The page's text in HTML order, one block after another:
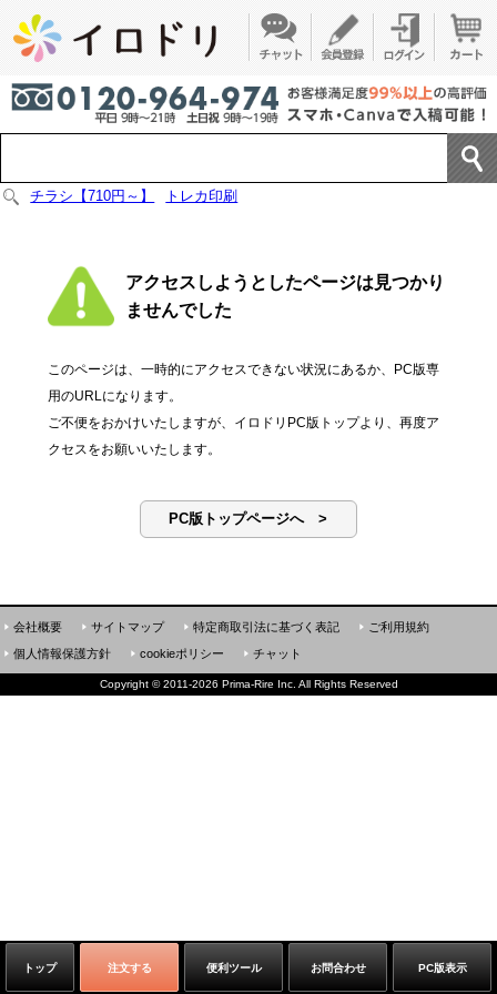
チラシ【710円～】 トレカ印刷
アクセスしようとしたページは見つかり
ませんでした
このページは、一時的にアクセスできない状況にあるか、PC版専
用のURLになります。
ご不便をおかけいたしますが、イロドリPC版トップより、再度ア
クセスをお願いいたします。
PC版トップページへ >
トップ 注文する 便利ツール お問合わせ PC版表示
会社概要 サイトマップ 特定商取引法に基づく表記
ご利用規約
個人情報保護方針
cookieポリシー チャット
Copyright ©2011-2026 Prima-Rire Inc. All Rights Reserved